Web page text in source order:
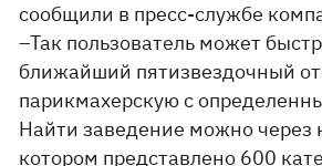
сообщили в пресс-службе
–Так пользователь может
ближайший пятизвездочный
парикмахерскую с
Найти заведение можно через
котором представлено 600